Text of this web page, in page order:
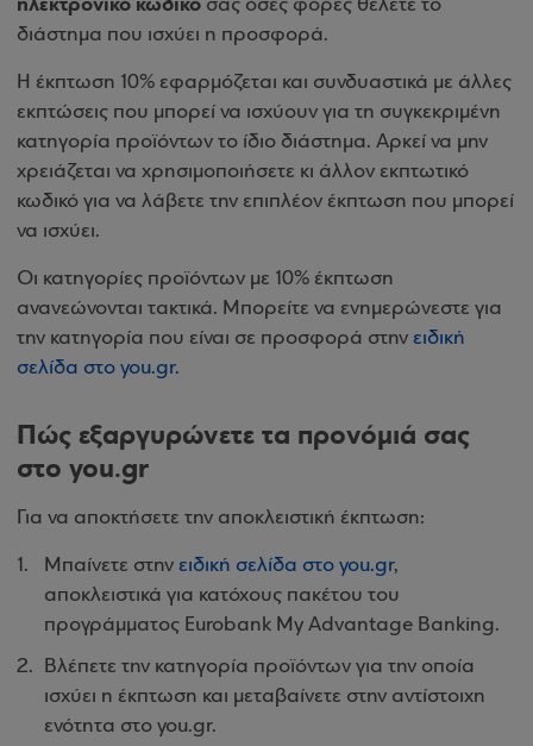
σας όσες φορές θέλετε το
διάστημα που ισχύει η προσφορά.
Η έκπτωση 10% εφαρμόζεται και συνδυαστικά με άλλες
εκπτώσεις που μπορεί να ισχύουν για τη συγκεκριμένη
κατηγορία προϊόντων το ίδιο διάστημα. Αρκεί να μην
χρειάζεται να χρησιμοποιήσετε κι άλλον εκπτωτικό
κωδικό για να λάβετε την επιπλέον έκπτωση που μπορεί
να ισχύει.
Οι κατηγορίες προϊόντων με 10% έκπτωση
ανανεώνονται τακτικά. Μπορείτε να ενημερώνεστε για
την κατηγορία που είναι σε προσφορά στην ειδική
σελίδα στο you.gr.
Πώς εξαργυρώνετε τα προνόμιά σας
στο you.gr
Για να αποκτήσετε την αποκλειστική έκπτωση:
Μπαίνετε στην ειδική σελίδα στο you.gr,
αποκλειστικά για κατόχους πακέτου του
προγράμματος Eurobank My Advantage Banking.
Βλέπετε την κατηγορία προϊόντων για την οποία
ισχύει η έκπτωση και μεταβαίνετε στην αντίστοιχη
ενότητα στο you.gr.